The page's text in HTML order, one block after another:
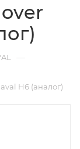
—
H6 (аналог)